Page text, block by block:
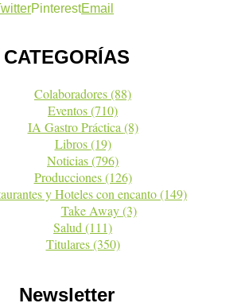
PinterestEmail
CATEGORÍAS
Colaboradores(88)
Eventos(710)
IA Gastro Práctica(8)
Libros(19)
Noticias(796)
Producciones(126)
y Hoteles con encanto(149)
Take Away(3)
Salud(111)
Titulares(350)
Newsletter